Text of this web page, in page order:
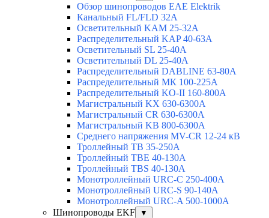
Обзор шинопроводов EAE Elektrik
Канальный FL/FLD 32A
Осветительный KAM 25-32А
Распределительный KAP 40-63A
Осветительный SL 25-40А
Осветительный DL 25-40А
Распределительный DABLINE 63-80A
Распределительный МК 100-225А
Распределительный KO-II 160-800А
Магистральный KX 630-6300А
Магистральный CR 630-6300А
Магистральный KB 800-6300А
Среднего напряжения MV-CR 12-24 кВ
Троллейный TB 35-250A
Троллейный TBE 40-130A
Троллейный TBS 40-130A
Монотроллейный URC-C 250-400A
Монотроллейный URC-S 90-140A
Монотроллейный URC-A 500-1000A
Шинопроводы EKF
▼